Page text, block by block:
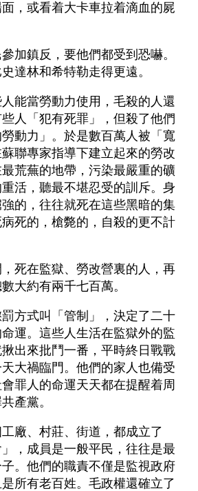
，或看着大卡車拉着滴血的屍
加鎮反，要他們都受到恐嚇。
達林和希特勒走得更遠。
能當勞動力使用，毛殺的人還
人「犯有死罪」，但殺了他們
動力」。於是數百萬人被「寬
聯專家指導下建立起來的勞改
荒蕪的地帶，污染最嚴重的礦
活，聽最不堪忍受的訓斥。身
的，往往就死在這些黑暗的集
死的，槍斃的，自殺的更不計
死在監獄、勞改營裏的人，再
大約有兩千七百萬。
方式叫「管制」，決定了二十
運。這些人生活在監獄外的監
出來批鬥一番，平時終日戰戰
大禍臨門。他們的家人也備受
罪人的命運天天都在提醒着周
產黨。
廠、村莊、街道，都成立了
」，成員是一般平民，往往是最
。他們的職責不僅是監視政府
所有老百姓。毛政權還確立了